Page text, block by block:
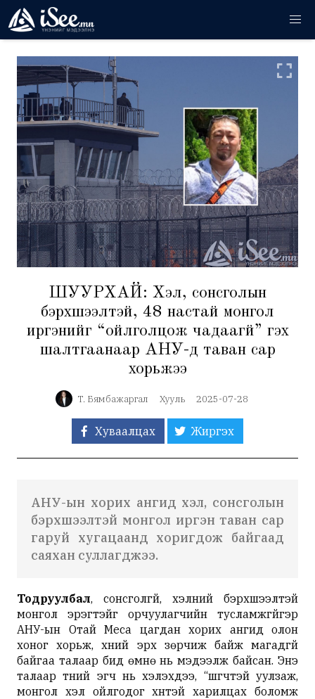
ШУУРХАЙ: Хэл, сонсголын
бэрхшээлтэй, 48 настай монгол
иргэнийг “ойлголцож чадаагүй” гэх
шалтгаанаар АНУ-д таван сар
хорьжээ
Т. Бямбажаргал Хууль 2025-07-28
Хуваалцах Жиргэх
АНУ-ын хорих ангид хэл, сонсголын
бэрхшээлтэй монгол иргэн таван сар
гаруй хугацаанд хоригдож байгаад
саяхан суллагджээ.
Тодруулбал, сонсголгүй, хэлний бэрхшээлтэй
монгол эрэгтэйг орчуулагчийн тусламжгүйгэр
АНУ-ын Отай Меса цагдан хорих ангид олон
хоног хорьж, хүний эрх зөрчиж байж магадгүй
байгаа талаар бид өмнө нь мэдээлж байсан. Энэ
талаар түүний эгч нь хэлэхдээ, “шүүгчтэй уулзаж,
монгол хэл ойлгодог хүнтэй харилцах боломж